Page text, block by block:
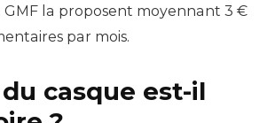
GMF la proposent moyennant 3 €
par mois.
casque est-il